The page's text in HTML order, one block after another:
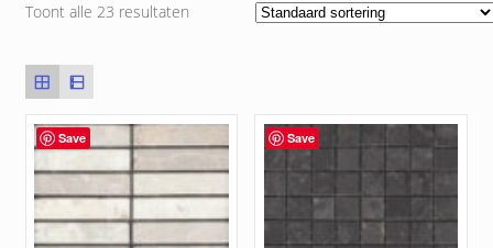
Toont alle 23 resultaten
Save Save